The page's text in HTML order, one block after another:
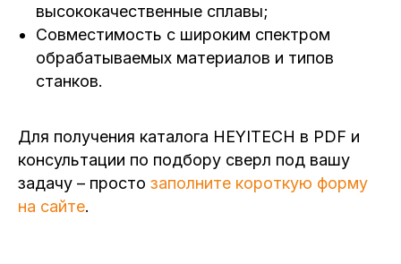
высококачественные сплавы;
Совместимость с широким спектром
обрабатываемых материалов и типов
станков.
Для получения каталога HEYITECH в PDF и
консультации по подбору сверл под вашу
задачу – просто заполните короткую форму
на сайте.